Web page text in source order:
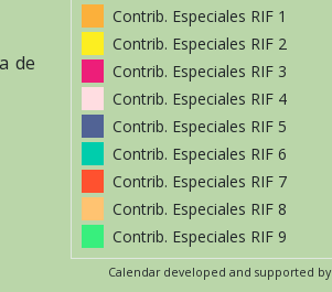
de
Contrib. Especiales RIF 1
Contrib. Especiales RIF 2
Contrib. Especiales RIF 3
Contrib. Especiales RIF 4
Contrib. Especiales RIF 5
Contrib. Especiales RIF 6
Contrib. Especiales RIF 7
Contrib. Especiales RIF 8
Contrib. Especiales RIF 9
Calendar developed and supported by